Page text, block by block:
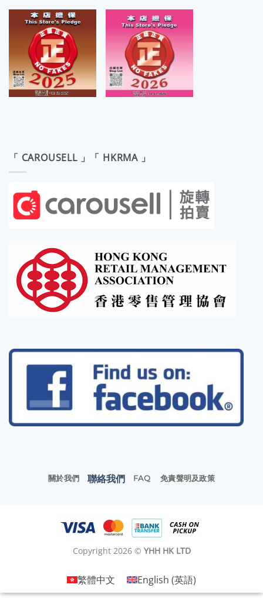
「 CAROUSELL 」「 HKRMA 」
關於我們 聯絡我們 FAQ 免責聲明及政策
Copyright 2026 © YHH HK LTD
繁體中文 English (英語)